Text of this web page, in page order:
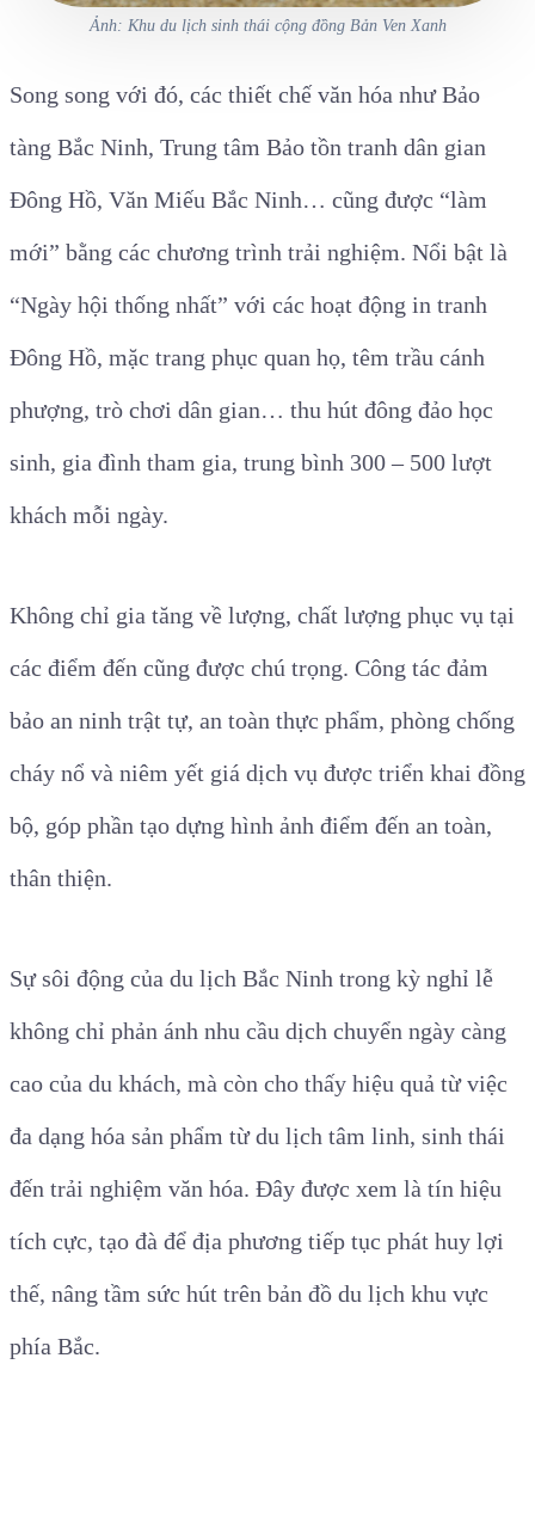
Ảnh: Khu du lịch sinh thái cộng đồng Bản Ven Xanh
Song song với đó, các thiết chế văn hóa như Bảo
tàng Bắc Ninh, Trung tâm Bảo tồn tranh dân gian
Đông Hồ, Văn Miếu Bắc Ninh… cũng được “làm
mới” bằng các chương trình trải nghiệm. Nổi bật là
“Ngày hội thống nhất” với các hoạt động in tranh
Đông Hồ, mặc trang phục quan họ, têm trầu cánh
phượng, trò chơi dân gian… thu hút đông đảo học
sinh, gia đình tham gia, trung bình 300 – 500 lượt
khách mỗi ngày.
Không chỉ gia tăng về lượng, chất lượng phục vụ tại
các điểm đến cũng được chú trọng. Công tác đảm
bảo an ninh trật tự, an toàn thực phẩm, phòng chống
cháy nổ và niêm yết giá dịch vụ được triển khai đồng
bộ, góp phần tạo dựng hình ảnh điểm đến an toàn,
thân thiện.
Sự sôi động của du lịch Bắc Ninh trong kỳ nghỉ lễ
không chỉ phản ánh nhu cầu dịch chuyển ngày càng
cao của du khách, mà còn cho thấy hiệu quả từ việc
đa dạng hóa sản phẩm từ du lịch tâm linh, sinh thái
đến trải nghiệm văn hóa. Đây được xem là tín hiệu
tích cực, tạo đà để địa phương tiếp tục phát huy lợi
thế, nâng tầm sức hút trên bản đồ du lịch khu vực
phía Bắc.